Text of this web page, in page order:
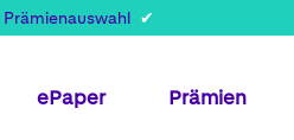
Prämienauswahl
ePaper Prämien